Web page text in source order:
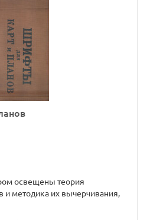
освещены теория
и методика их вычерчивания,